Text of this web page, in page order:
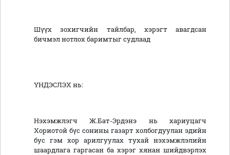
Шүүх зохигчийн тайлбар, хэрэгт авагдсан
бичмэл нотлох баримтыг судлаад
ҮНДЭСЛЭХ нь:
Нэхэмжлэгч Ж.Бат-Эрдэнэ нь хариуцагч
Хориотой бүс сонины газарт холбогдуулан эдийн
бус гэм хор арилгуулах тухай нэхэмжлэлийн
шаардлага гаргасан ба хэрэг хянан шийдвэрлэх